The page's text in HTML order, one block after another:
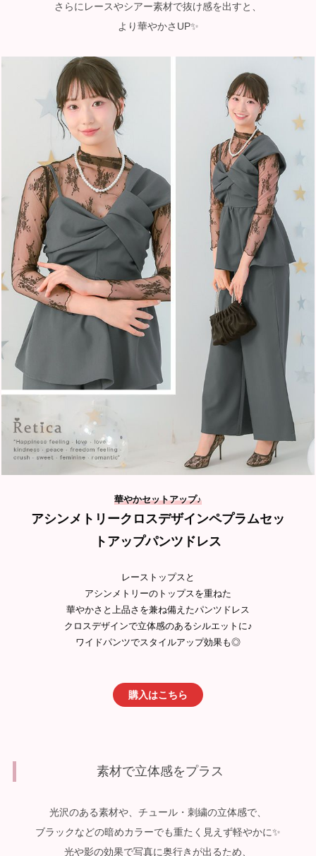
さらにレースやシアー素材で抜け感を出すと、
より華やかさUP✨
華やかセットアップ♪
アシンメトリークロスデザインペプラムセッ
トアップパンツドレス
レーストップスと
アシンメトリーのトップスを重ねた
華やかさと上品さを兼ね備えたパンツドレス
クロスデザインで立体感のあるシルエットに♪
ワイドパンツでスタイルアップ効果も◎
購入はこちら
素材で立体感をプラス
光沢のある素材や、 チュール・刺繍の立体感で、
ブラックなどの暗めカラーでも重たく見えず軽やかに✨
光や影の効果で写真に奥行きが出るため、